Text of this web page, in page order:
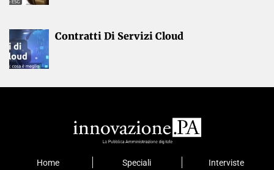
Contratti Di Servizi Cloud
Home Speciali Interviste